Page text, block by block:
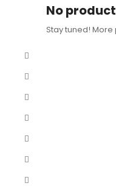
No
Stay tuned!